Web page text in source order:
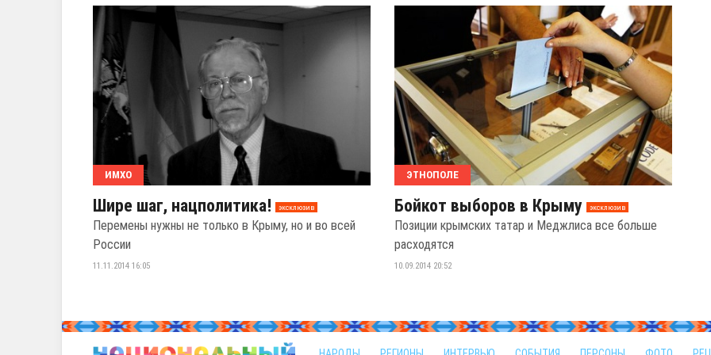
ИМХО
Шире шаг, нацполитика! эксклюзив
Перемены нужны не только в Крыму, но и во всей
России
11.11.2014 16:05
ЭТНОПОЛЕ
Бойкот выборов в Крыму эксклюзив
Позиции крымских татар и Меджлиса все больше
расходятся
10.09.2014 20:52